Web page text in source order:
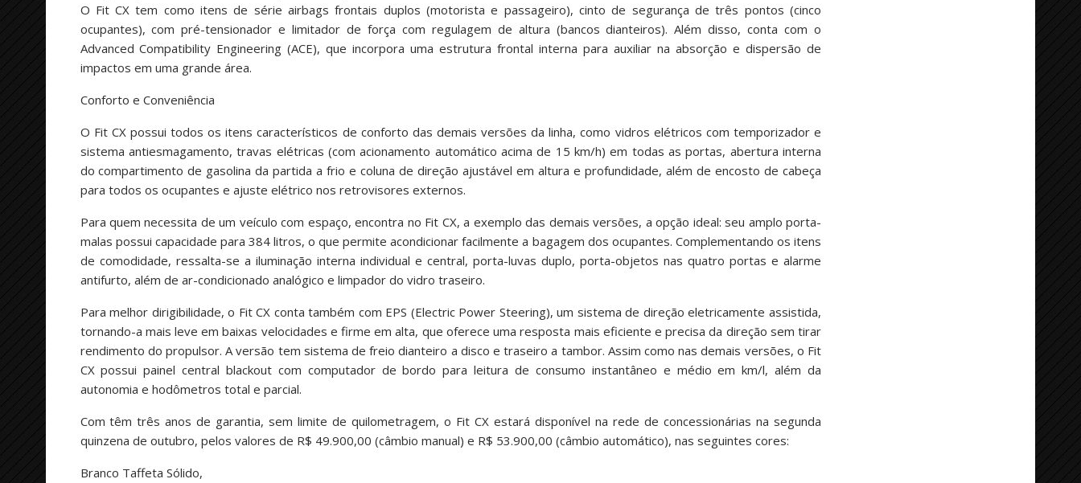
O Fit CX tem como itens de série airbags frontais duplos (motorista e passageiro), cinto de segurança de três pontos (cinco
ocupantes), com pré-tensionador e limitador de força com regulagem de altura (bancos dianteiros). Além disso, conta com o
Advanced Compatibility Engineering (ACE), que incorpora uma estrutura frontal interna para auxiliar na absorção e dispersão de
impactos em uma grande área.
Conforto e Conveniência
O Fit CX possui todos os itens característicos de conforto das demais versões da linha, como vidros elétricos com temporizador e
sistema antiesmagamento, travas elétricas (com acionamento automático acima de 15 km/h) em todas as portas, abertura interna
do compartimento de gasolina da partida a frio e coluna de direção ajustável em altura e profundidade, além de encosto de cabeça
para todos os ocupantes e ajuste elétrico nos retrovisores externos.
Para quem necessita de um veículo com espaço, encontra no Fit CX, a exemplo das demais versões, a opção ideal: seu amplo porta-
malas possui capacidade para 384 litros, o que permite acondicionar facilmente a bagagem dos ocupantes. Complementando os itens
de comodidade, ressalta-se a iluminação interna individual e central, porta-luvas duplo, porta-objetos nas quatro portas e alarme
antifurto, além de ar-condicionado analógico e limpador do vidro traseiro.
Para melhor dirigibilidade, o Fit CX conta também com EPS (Electric Power Steering), um sistema de direção eletricamente assistida,
tornando-a mais leve em baixas velocidades e firme em alta, que oferece uma resposta mais eficiente e precisa da direção sem tirar
rendimento do propulsor. A versão tem sistema de freio dianteiro a disco e traseiro a tambor. Assim como nas demais versões, o Fit
CX possui painel central blackout com computador de bordo para leitura de consumo instantâneo e médio em km/l, além da
autonomia e hodômetros total e parcial.
Com têm três anos de garantia, sem limite de quilometragem, o Fit CX estará disponível na rede de concessionárias na segunda
quinzena de outubro, pelos valores de R$ 49.900,00 (câmbio manual) e R$ 53.900,00 (câmbio automático), nas seguintes cores:
Branco Taffeta Sólido,